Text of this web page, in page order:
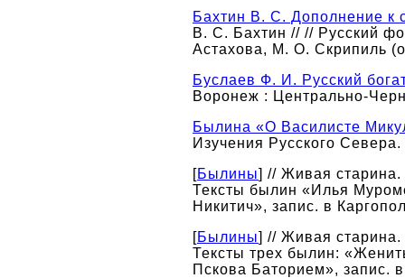
Бахтин В. С. Дополнение к
В. С. Бахтин // // Русский
Астахова, М. О. Скрипиль
Буслаев Ф. И. Русский
Воронеж : Центрально-
Былина «О Василисте
Изучения Русского
[Былины] // Живая
Тексты былин «Илья
Никитич», запис. в
[Былины] // Живая
Тексты трех былин:
Пскова Баторием», запис.